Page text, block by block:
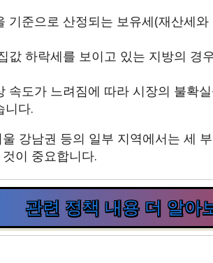
기준으로 산정되는 보유세(재산세
값 하락세를 보이고 있는 지방의 경
속도가 느려짐에 따라 시장의 불확
니다.
강남권 등의 일부 지역에서는 세
이 중요합니다.
관련 정책 내용 더 알아